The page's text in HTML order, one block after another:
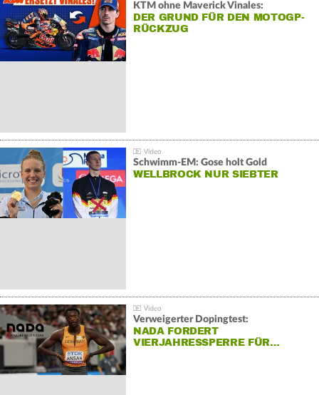
KTM ohne Maverick Vinales:
DER GRUND FÜR DEN MOTOGP-
RÜCKZUG
Schwimm-EM: Gose holt Gold
WELLBROCK NUR SIEBTER
Verweigerter Dopingtest:
NADA FORDERT
VIERJAHRESSPERRE FÜR…